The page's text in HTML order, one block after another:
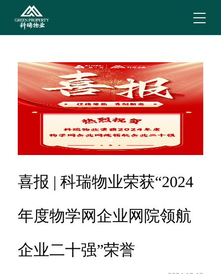
喜报 | 科瑞物业荣获“2024
年度物学网企业网院领航
企业二十强”荣誉